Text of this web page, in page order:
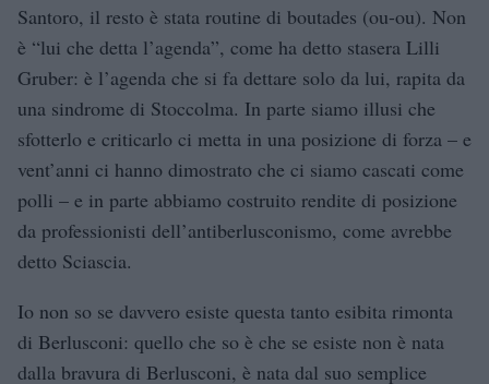
Santoro, il resto è stata routine di boutades (ou-ou). Non
è “lui che detta l’agenda”, come ha detto stasera Lilli
Gruber: è l’agenda che si fa dettare solo da lui, rapita da
una sindrome di Stoccolma. In parte siamo illusi che
sfotterlo e criticarlo ci metta in una posizione di forza – e
vent’anni ci hanno dimostrato che ci siamo cascati come
polli – e in parte abbiamo costruito rendite di posizione
da professionisti dell’antiberlusconismo, come avrebbe
detto Sciascia.
Io non so se davvero esiste questa tanto esibita rimonta
di Berlusconi: quello che so è che se esiste non è nata
dalla bravura di Berlusconi, è nata dal suo semplice